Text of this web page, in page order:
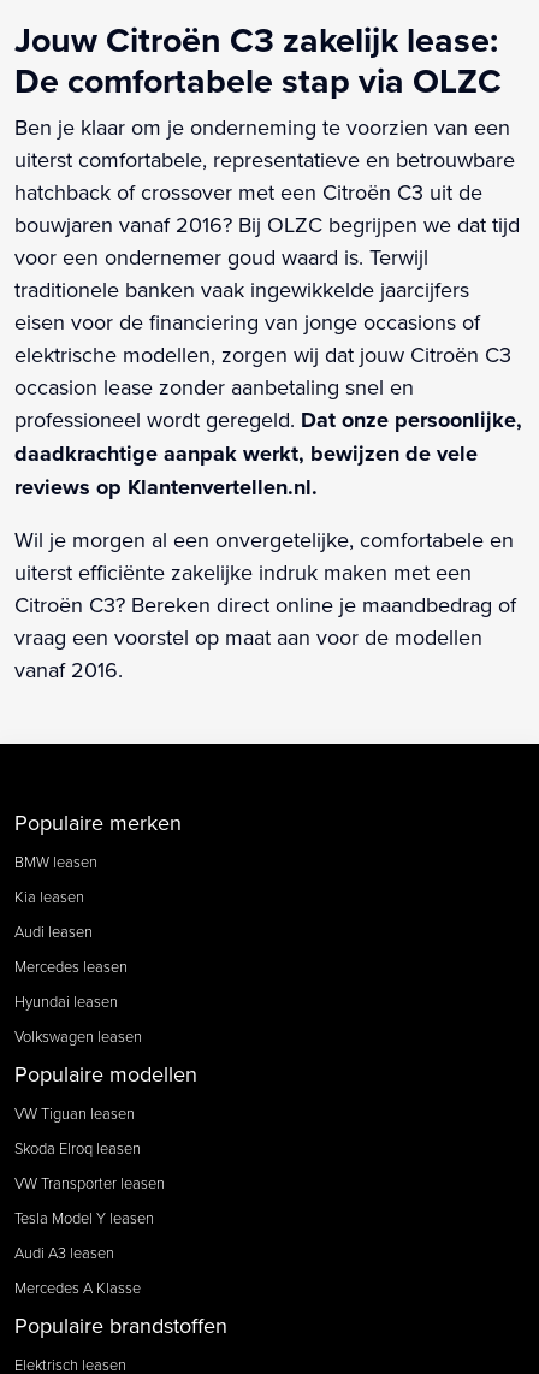
Jouw Citroën C3 zakelijk lease:
De comfortabele stap via OLZC
Ben je klaar om je onderneming te voorzien van een
uiterst comfortabele, representatieve en betrouwbare
hatchback of crossover met een Citroën C3 uit de
bouwjaren vanaf 2016? Bij OLZC begrijpen we dat tijd
voor een ondernemer goud waard is. Terwijl
traditionele banken vaak ingewikkelde jaarcijfers
eisen voor de financiering van jonge occasions of
elektrische modellen, zorgen wij dat jouw Citroën C3
occasion lease zonder aanbetaling snel en
professioneel wordt geregeld. Dat onze persoonlijke,
daadkrachtige aanpak werkt, bewijzen de vele
reviews op Klantenvertellen.nl.
Wil je morgen al een onvergetelijke, comfortabele en
uiterst efficiënte zakelijke indruk maken met een
Citroën C3? Bereken direct online je maandbedrag of
vraag een voorstel op maat aan voor de modellen
vanaf 2016.
Populaire merken
BMW leasen
Kia leasen
Audi leasen
Mercedes leasen
Hyundai leasen
Volkswagen leasen
Populaire modellen
VW Tiguan leasen
Skoda Elroq leasen
VW Transporter leasen
Tesla Model Y leasen
Audi A3 leasen
Mercedes A Klasse
Populaire brandstoffen
Elektrisch leasen